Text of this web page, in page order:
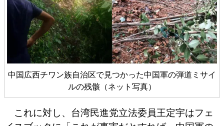
中国広西チワン族自治区で見つかった中国軍の弾道ミサイ
ルの残骸（ネット写真）
これに対し、台湾民進党立法委員王定宇はフェ